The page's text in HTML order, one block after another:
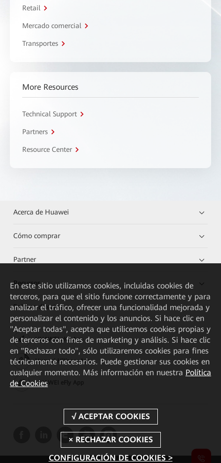
Retail
Mercado comercial
Transportes
More Resources
Technical Support
Partners
Resource Center
Acerca de Huawei
Cómo comprar
Partner
Recursos
Enlaces directos
HUAWEI eKit App
Huawei HiKnow App
HUAWEI eFly App
En este sitio utilizamos cookies, incluidas cookies de
terceros, para que el sitio funcione correctamente y para
analizar el tráfico, ofrecer una funcionalidad mejorada y
personalizar el contenido y los anuncios. Si hace clic en
"Aceptar todas", acepta que utilicemos cookies propias y
de terceros con fines de marketing y análisis. Si hace clic
en "Rechazar todo", sólo utilizaremos cookies para fines
técnicamente necesarios. Puede gestionar sus cookies en
cualquier momento. Más información en nuestra Política
de Cookies
CONFIGURACIÓN DE COOKIES >